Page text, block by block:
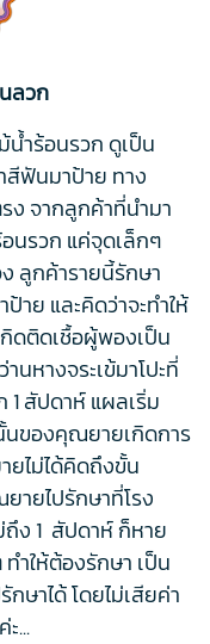
ลวก
ำร้อนรวก ดูเป็น
สีฟันมาป้าย ทาง
ง จากลูกค้าที่นำมา
อนรวก แค่จุดเล็กๆ
ลูกค้ารายนี้รักษา
าย และคิดว่าจะทำให้
ดติดเชื้อผู้พองเป็น
หางจระเข้มาโปะที่
1 สัปดาห์ แผลเริ่ม
นของคุณยายเกิดการ
ยไม่ได้คิดถึงขั้น
ายไปรักษาที่โรง
ง 1 สัปดาห์ ก็หาย
ำให้ต้องรักษา เป็น
ษาได้ โดยไม่เสียค่า
...